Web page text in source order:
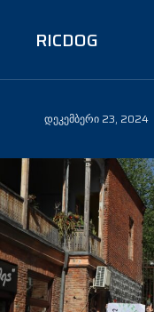
RICDOG
ᲓᲔᲙᲔᲛᲑᲔᲠᲘ 23, 2024